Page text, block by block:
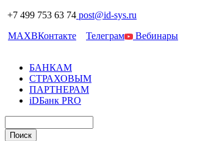
+7 499 753 63 74 post@id-sys.ru
MAXВКонтакте Телеграм Вебинары
БАНКАМ
СТРАХОВЫМ
ПАРТНЕРАМ
iDБанк PRO